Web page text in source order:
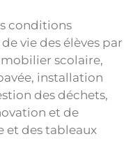
conditions
vie des élèves par
scolaire,
installation
des déchets,
et de
et des tableaux